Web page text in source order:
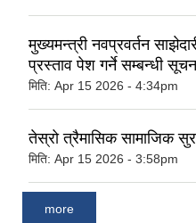
मुख्यमन्त्री नवप्रवर्तन
प्रस्ताव पेश गर्ने सम्बन्धी
मिति: Apr 15 2026 - 4:34pm
तेस्रो त्रैमासिक सामाजिक
मिति: Apr 15 2026 - 3:58pm
more